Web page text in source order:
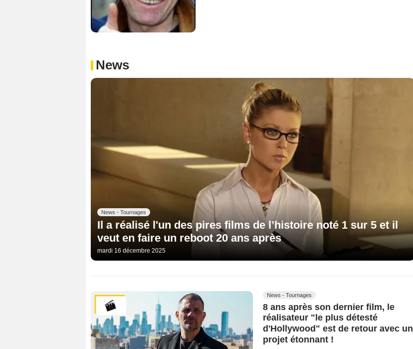
News
News - Tournages
Il a réalisé l'un des pires films de l’histoire noté 1 sur 5 et il
veut en faire un reboot 20 ans après
mardi 16 décembre 2025
News - Tournages
8 ans après son dernier film, le
réalisateur "le plus détesté
d'Hollywood" est de retour avec un
projet étonnant !